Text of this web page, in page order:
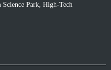
Park, High-Tech